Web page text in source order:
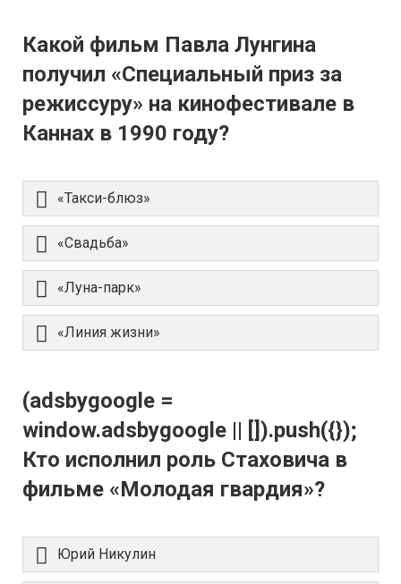
Какой фильм Павла Лунгина
получил «Специальный приз за
режиссуру» на кинофестивале в
Каннах в 1990 году?
«Такси-блюз»
«Свадьба»
«Луна-парк»
«Линия жизни»
(adsbygoogle =
window.adsbygoogle || []).push({});
Кто исполнил роль Стаховича в
фильме «Молодая гвардия»?
Юрий Никулин